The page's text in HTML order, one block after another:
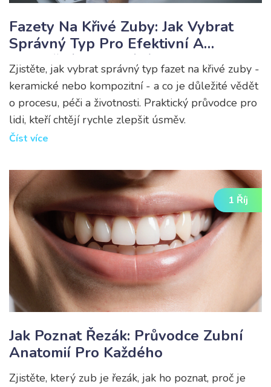
Fazety Na Křivé Zuby: Jak Vybrat
Správný Typ Pro Efektivní A
Bezpečné Vyrovnání
Zjistěte, jak vybrat správný typ fazet na křivé zuby -
keramické nebo kompozitní - a co je důležité vědět
o procesu, péči a životnosti. Praktický průvodce pro
lidi, kteří chtějí rychle zlepšit úsměv.
Číst více
1 Říj
Jak Poznat Řezák: Průvodce Zubní
Anatomií Pro Každého
Zjistěte, který zub je řezák, jak ho poznat, proč je